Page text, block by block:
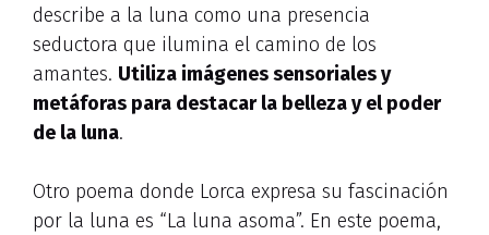
describe a la luna como una presencia
seductora que ilumina el camino de los
amantes. Utiliza imágenes sensoriales y
metáforas para destacar la belleza y el poder
de la luna.
Otro poema donde Lorca expresa su fascinación
por la luna es “La luna asoma”. En este poema,